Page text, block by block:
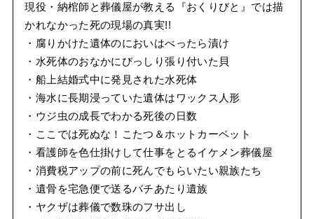
現役・納棺師と葬儀屋が教える『おくりびと』では描
かれなかった死の現場の真実!!
・腐りかけた遺体のにおいはべったら漬け
・水死体のおなかにびっしり張り付いた貝
・船上結婚式中に発見された水死体
・海水に長期浸っていた遺体はワックス人形
・ウジ虫の成長でわかる死後の日数
・ここでは死ぬな！こたつ＆ホットカーペット
・看護師を色仕掛けして仕事をとるイケメン葬儀屋
・消費税アップの前に死んでもらいたい親族たち
・遺骨を宅急便で送るバチあたり遺族
・ヤクザは葬儀で数珠のフサ出し